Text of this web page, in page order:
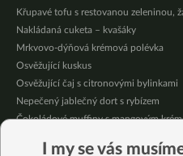
Křupavé tofu s restovanou zeleninou,
Nakládaná cuketa – kvašáky
Mrkvovo-dýňová krémová polévka
Osvěžující kuskus
Osvěžující čaj s citronovými bylinkami
Nepečený jablečný dort s rybízem
Čokoládové muffiny s mangovým
I my se vás